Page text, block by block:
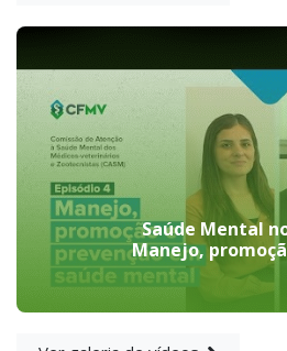
Saúde Mental
Manejo,